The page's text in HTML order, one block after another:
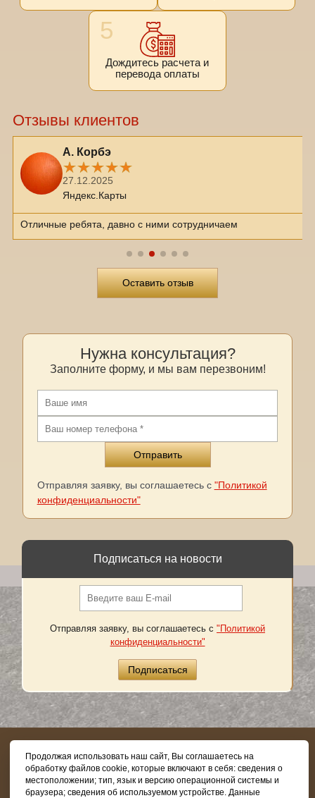
5
Дождитесь расчета и
перевода оплаты
Отзывы клиентов
А. Корбэ
27.12.2025
Яндекс.Карты
Отличные ребята, давно с ними сотрудничаем
Оставить отзыв
Нужна консультация?
Заполните форму, и мы вам перезвоним!
Отправляя заявку, вы соглашаетесь с "Политикой
конфиденциальности"
Подписаться на новости
Отправляя заявку, вы соглашаетесь с "Политикой
конфиденциальности"
8 (800) 505-03-62
Продолжая использовать наш сайт, Вы соглашаетесь на
обработку файлов cookie, которые включают в себя: сведения о
местоположении; тип, язык и версию операционной системы и
браузера; сведения об используемом устройстве. Данные